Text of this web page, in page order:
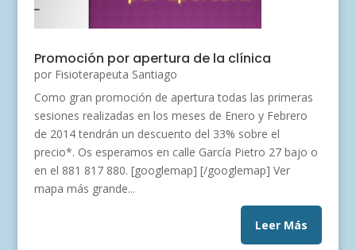
Promoción por apertura de la clínica
por Fisioterapeuta Santiago
Como gran promoción de apertura todas las primeras
sesiones realizadas en los meses de Enero y Febrero
de 2014 tendrán un descuento del 33% sobre el
precio*. Os esperamos en calle García Pietro 27 bajo o
en el 881 817 880. [googlemap] [/googlemap] Ver
mapa más grande...
Leer Más